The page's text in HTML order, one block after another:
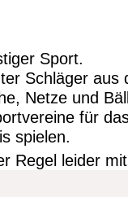
Sport.
Schläger
Netze und
für
spielen.
Regel leider